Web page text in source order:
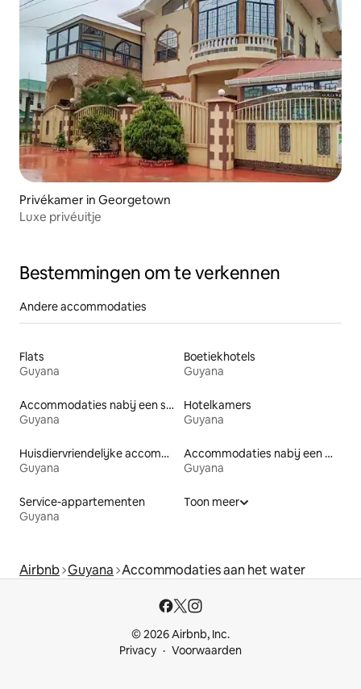
Privékamer in Georgetown
Luxe privéuitje
Bestemmingen om te verkennen
Andere accommodaties
Flats
Guyana
Boetiekhotels
Guyana
Accommodaties nabij een strand
Guyana
Hotelkamers
Guyana
Huisdiervriendelijke accommodaties
Guyana
Accommodaties nabij een meer
Guyana
Service-appartementen
Guyana
Toon meer
Airbnb Guyana Accommodaties aan het water
© 2026 Airbnb, Inc.
Privacy
Voorwaarden